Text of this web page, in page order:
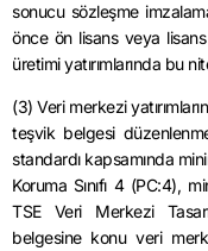
sonucu sözleşme
önce ön lisans veya
üretimi yatırımlarında bu
(3) Veri merkezi
teşvik belgesi
standardı kapsamında
Koruma Sınıfı 4 (PC:4),
TSE Veri Merkezi
belgesine konu veri